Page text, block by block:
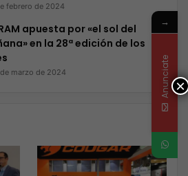
febrero de 2024
apuesta por «el sol del
en la 28ª edición de los
marzo de 2024
×
→
Anunciate